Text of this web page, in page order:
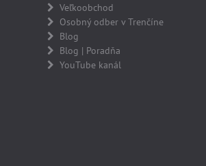
Veľkoobchod
Osobný odber v Trenčíne
Blog
Blog | Poradňa
YouTube kanál